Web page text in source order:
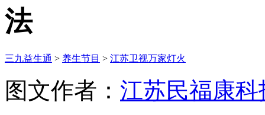
法
三九益生通 > 养生节目 > 江苏卫视万家灯火
图文作者： 江苏民福康